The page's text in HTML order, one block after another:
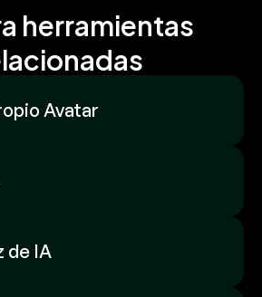
herramientas
Avatar
de IA